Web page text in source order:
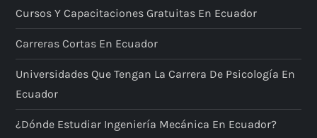
Cursos Y Capacitaciones Gratuitas En Ecuador
Carreras Cortas En Ecuador
Universidades Que Tengan La Carrera De Psicología En
Ecuador
¿Dónde Estudiar Ingeniería Mecánica En Ecuador?